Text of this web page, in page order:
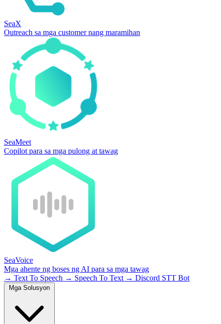
SeaX
Outreach sa mga customer nang maramihan
SeaMeet
Copilot para sa mga pulong at tawag
SeaVoice
Mga ahente ng boses ng AI para sa mga tawag
→ Text To Speech → Speech To Text → Discord STT Bot